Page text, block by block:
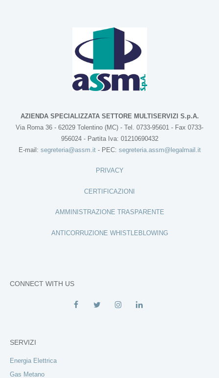
AZIENDA SPECIALIZZATA SETTORE MULTISERVIZI S.p.A.
Via Roma 36 - 62029 Tolentino (MC) - Tel. 0733-95601 - Fax 0733-
956024 - Partita Iva: 01210690432
E-mail: segreteria@assm.it- PEC: segreteria.assm@legalmail.it
PRIVACY
CERTIFICAZIONI
AMMINISTRAZIONE TRASPARENTE
ANTICORRUZIONE WHISTLEBLOWING
CONNECT WITH US
SERVIZI
Energia Elettrica
Gas Metano